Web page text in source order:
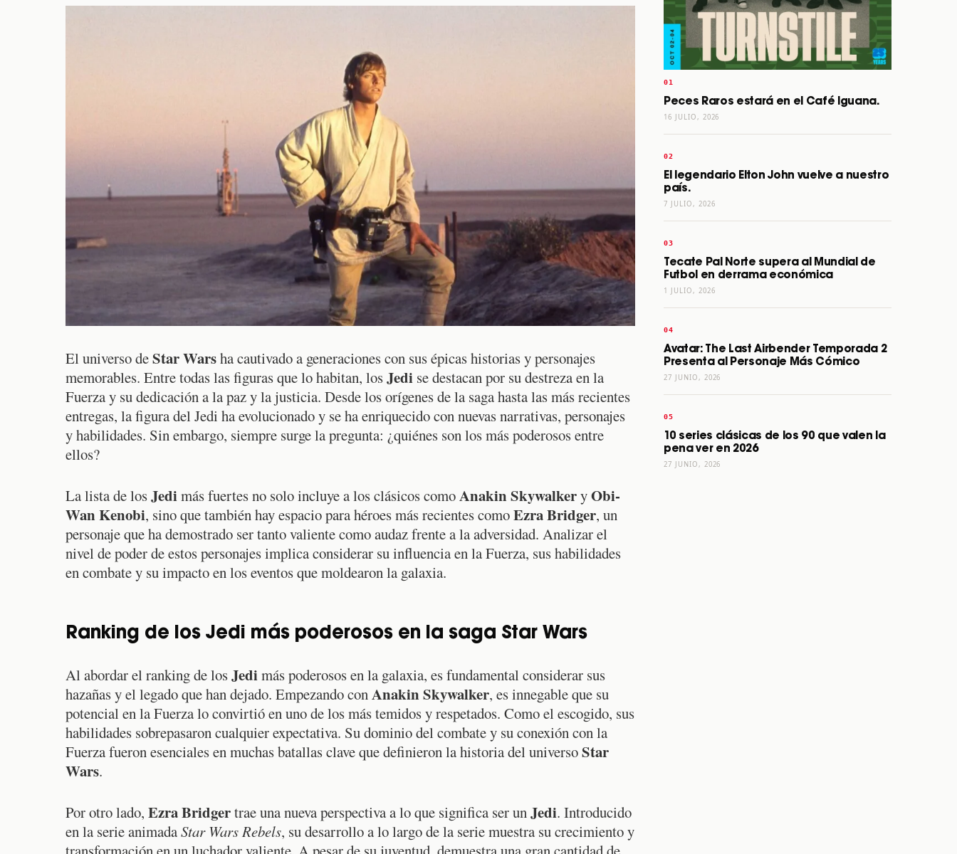
El universo deStar Warsha cautivado a generaciones con sus épicas historias y personajes
memorables. Entre todas las figuras que lo habitan, losJedi se destacan por su destreza en la
Fuerza y su dedicación a la paz y la justicia. Desde los orígenes de la saga hasta las más recientes
entregas, la figura del Jedi ha evolucionado y se ha enriquecido con nuevas narrativas, personajes
y habilidades. Sin embargo, siempre surge la pregunta: ¿quiénes son los más poderosos entre
ellos?
La lista de losJedimás fuertes no solo incluye a los clásicos comoAnakin SkywalkeryObi-
Wan Kenobi, sino que también hay espacio para héroes más recientes comoEzra Bridger, un
personaje que ha demostrado ser tanto valiente como audaz frente a la adversidad. Analizar el
nivel de poder de estos personajes implica considerar su influencia en la Fuerza, sus habilidades
en combate y su impacto en los eventos que moldearon la galaxia.
Ranking de los Jedi más poderosos en la saga Star Wars
Al abordar el ranking de losJedimás poderosos en la galaxia, es fundamental considerar sus
hazañas y el legado que han dejado. Empezando conAnakin Skywalker, es innegable que su
potencial en la Fuerza lo convirtió en uno de los más temidos y respetados. Como el escogido, sus
habilidades sobrepasaron cualquier expectativa. Su dominio del combate y su conexión con la
Fuerza fueron esenciales en muchas batallas clave que definieron la historia del universoStar
Wars.
Por otro lado, Ezra Bridgertrae una nueva perspectiva a lo que significa ser unJedi. Introducido
en la serie animadaStar Wars Rebels, su desarrollo a lo largo de la serie muestra su crecimiento y
Peces Raros estará en el Café Iguana.
16 JULIO, 2026
El legendario Elton John vuelve a nuestro
país.
7 JULIO, 2026
Tecate Pal Norte supera al Mundial de
Futbol en derrama económica
1 JULIO, 2026
Avatar: The Last Airbender Temporada 2
Presenta al Personaje Más Cómico
27 JUNIO, 2026
10 series clásicas de los 90 que valen la
pena ver en 2026
27 JUNIO, 2026